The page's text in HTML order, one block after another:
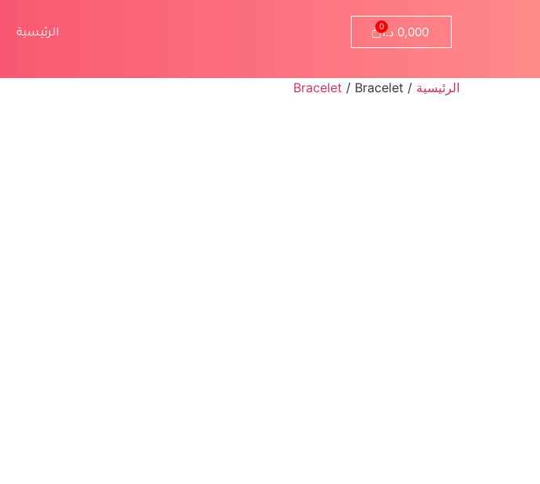
0,000 د.ا الرئيسية
الرئيسية /
Bracelet / Bracelet